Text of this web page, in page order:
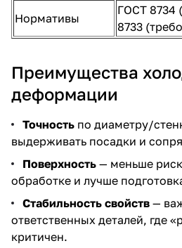
Нормативы
ГОСТ 8734
8733
Преимущества
деформации
Точность по диаметру/
выдерживать посадки и
Поверхность — меньше
обработке и лучше
Стабильность свойств —
ответственных деталей, где
критичен.